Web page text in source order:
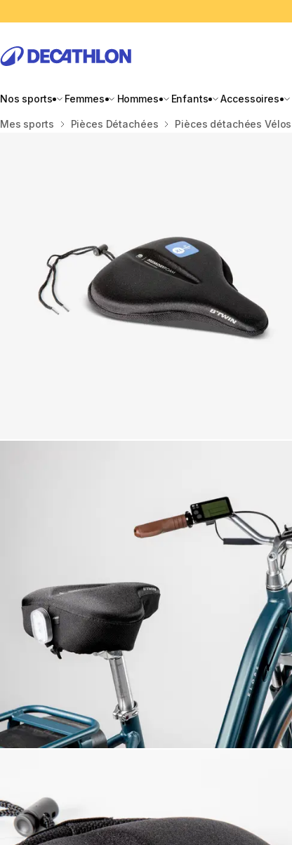
Nos sports Femmes Hommes Enfants Accessoires
Accueil
Mes sports Pièces Détachées Pièces détachées Vélos